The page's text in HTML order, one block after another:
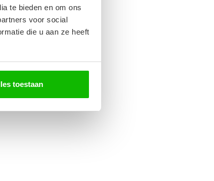
te bieden en om ons
voor social
die u aan ze heeft
toestaan